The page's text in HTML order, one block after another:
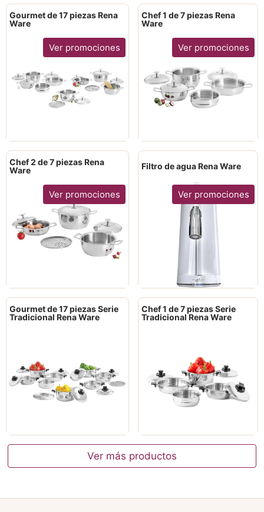
Gourmet de 17 piezas Rena
Ware
Ver promociones
Chef 1 de 7 piezas Rena
Ware
Ver promociones
Chef 2 de 7 piezas Rena
Ware
Ver promociones
Filtro de agua Rena Ware
Ver promociones
Gourmet de 17 piezas Serie
Tradicional Rena Ware
Chef 1 de 7 piezas Serie
Tradicional Rena Ware
Ver más productos